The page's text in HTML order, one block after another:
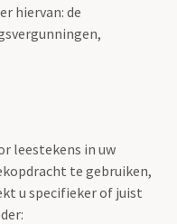
hiervan: de
leestekens in uw
te gebruiken,
u specifieker of juist